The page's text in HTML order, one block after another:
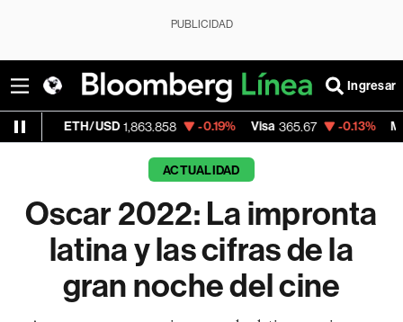
PUBLICIDAD
Ingresar
1,863.858 -0.19% Visa 365.67 -0.13% MercadoLibre
ACTUALIDAD
Oscar 2022: La impronta
latina y las cifras de la
gran noche del cine